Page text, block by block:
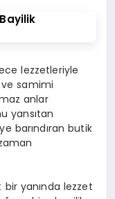
lezzetleriyle
ve samimi
anlar
yansıtan
barındıran butik
bir yanında lezzet